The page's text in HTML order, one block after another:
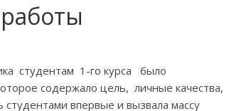
студентам 1-го курса было
содержало цель, личные качества,
впервые и вызвала массу